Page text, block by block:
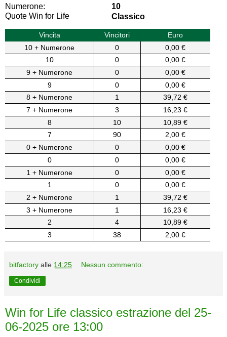
Numerone:
10
Quote Win for Life
Classico
Vincita Vincitori
Euro
10 + Numerone
0
0,00 €
10
0
0,00 €
9 + Numerone
0
0,00 €
9
0
0,00 €
8 + Numerone
1
39,72 €
7 + Numerone
3
16,23 €
8
10
10,89 €
7
90
2,00 €
0 + Numerone
0
0,00 €
0
0
0,00 €
1 + Numerone
0
0,00 €
1
0
0,00 €
2 + Numerone
1
39,72 €
3 + Numerone
1
16,23 €
2
4
10,89 €
3
38 2,00 €
bitfactory alle 14:25 Nessun commento:
Condividi
Win for Life classico estrazione del 25-
06-2025 ore 13:00